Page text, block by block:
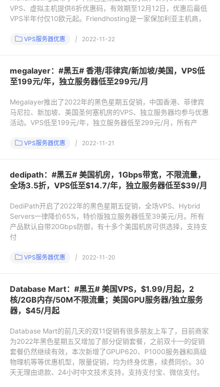
VPS、虚拟主机提供6折优惠码，有效期至12月12日，优惠后最低
VPS半年付仅10欧元起。Friendhosting是一家保加利亚主机商，
VPS服务器优惠 | 2022-11-22
megalayer：#黑五# 香港/菲律宾/新加坡/美国，VPS低
至199元/年，独立服务器低至299元/月
Megalayer推出了2022年的黑色星期五促销，中国香港、菲律宾
马尼拉、新加坡、美国圣何塞机房的VPS、独立服务器均参与优惠
活动。VPS低至199元/年，独立服务器低至299元/月，所有产
VPS服务器优惠 | 2022-11-21
dedipath：#黑五# 美国机房，1Gbps带宽，不限流量，
全场3.5折，VPS低至$14.7/年，独立服务器低至$39/月
DediPath开启了2022年的黑色星期五促销，全场VPS、Hybrid
Servers一律降价65%，特价版独立服务器低至39美元/月。所有
产品默认自带20Gbps防御，有十多个美国机房可供选择，支持支
付
VPS服务器优惠 | 2022-11-20
Database Mart：#黑五# 美国VPS，$1.99/月起，2
核/2GB内存/50M不限流量；美国GPU服务器/独立服务
器，$45/月起
Database Mart的前几天的双11促销有很多朋友上车了，目前商家
为2022年黑色星期五又增加了部分促销套餐，之前双十一的促销
套餐仍然继续有效，本次新增了GPUP620、P1000服务器和高级
物理机等等优惠机型，限量促销，均为终身优惠，续费同价。30
天无理由退款、24小时中文技术支持，支持支付宝、微信支付。